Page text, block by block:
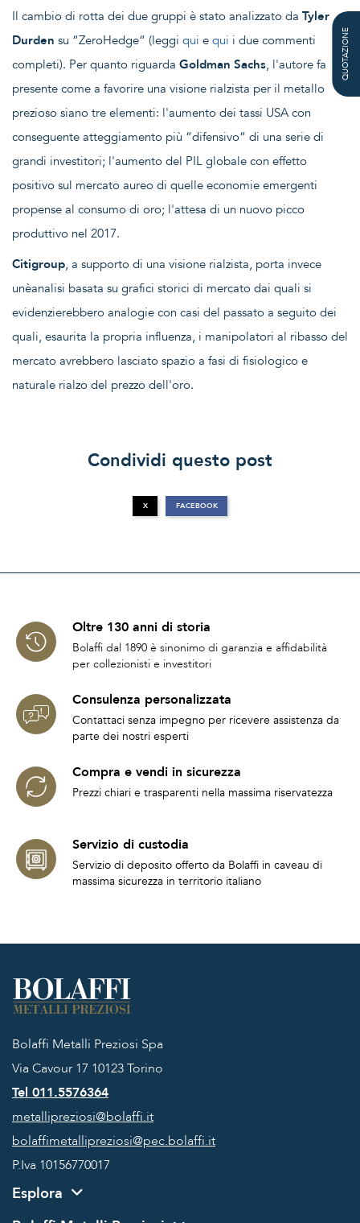
Il cambio di rotta dei due gruppi è stato analizzato da Tyler
Durden su “ZeroHedge“ (leggi qui e qui i due commenti
completi). Per quanto riguarda Goldman Sachs, l'autore fa
presente come a favorire una visione rialzista per il metallo
prezioso siano tre elementi: l'aumento dei tassi USA con
conseguente atteggiamento più “difensivo“ di una serie di
grandi investitori; l'aumento del PIL globale con effetto
positivo sul mercato aureo di quelle economie emergenti
propense al consumo di oro; l'attesa di un nuovo picco
produttivo nel 2017.
Citigroup, a supporto di una visione rialzista, porta invece
unèanalisi basata su grafici storici di mercato dai quali si
evidenzierebbero analogie con casi del passato a seguito dei
quali, esaurita la propria influenza, i manipolatori al ribasso del
mercato avrebbero lasciato spazio a fasi di fisiologico e
naturale rialzo del prezzo dell'oro.
Condividi questo post
X FACEBOOK
Oltre 130 anni di storia
Bolaffi dal 1890 è sinonimo di garanzia e affidabilità
per collezionisti e investitori
Consulenza personalizzata
Contattaci senza impegno per ricevere assistenza da
parte dei nostri esperti
Compra e vendi in sicurezza
Prezzi chiari e trasparenti nella massima riservatezza
Servizio di custodia
Servizio di deposito offerto da Bolaffi in caveau di
massima sicurezza in territorio italiano
QUOTAZIONE
Bolaffi Metalli Preziosi Spa
Via Cavour 17 10123 Torino
Tel 011.5576364
metallipreziosi@bolaffi.it
bolaffimetallipreziosi@pec.bolaffi.it
P.Iva 10156770017
Esplora